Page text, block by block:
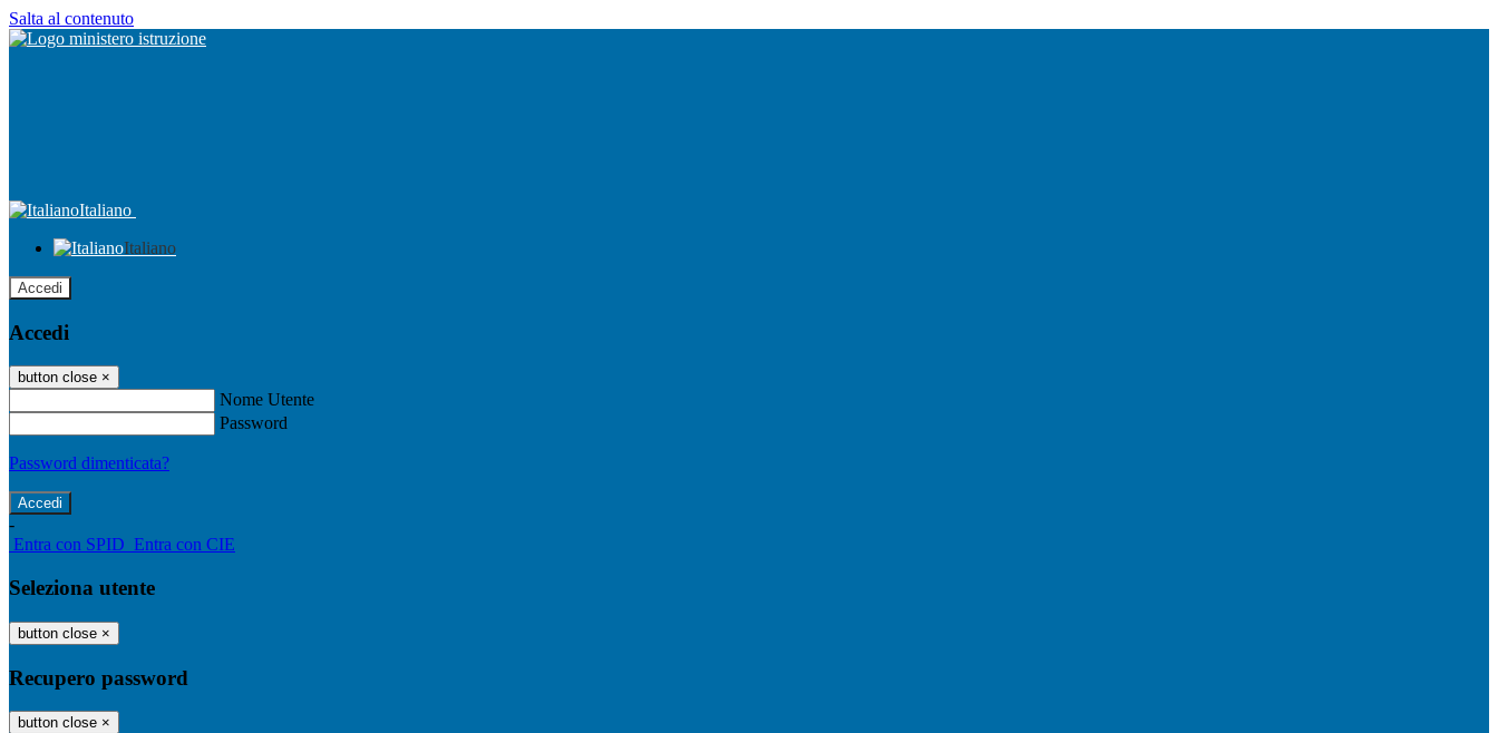
Salta al contenuto
Italiano
Italiano
Accedi
Accedi
button close ×
Nome Utente
Password
Password dimenticata?
-
Entra con SPID Entra con CIE
Seleziona utente
button close ×
Recupero password
button close ×